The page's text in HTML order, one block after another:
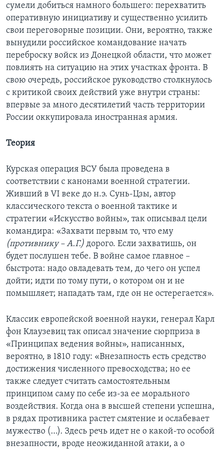
сумели добиться намного большего: перехватить
оперативную инициативу и существенно усилить
свои переговорные позиции. Они, вероятно, также
вынудили российское командование начать
переброску войск из Донецкой области, что может
повлиять на ситуацию на этих участках фронта. В
свою очередь, российское руководство столкнулось
с критикой своих действий уже внутри страны:
впервые за много десятилетий часть территории
России оккупировала иностранная армия.
Теория
Курская операция ВСУ была проведена в
соответствии с канонами военной стратегии.
Живший в VI веке до н.э. Сунь-Цзы, автор
классического текста о военной тактике и
стратегии «Искусство войны», так описывал цели
командира: «Захвати первым то, что ему
(противнику – А.Г.) дорого. Если захватишь, он
будет послушен тебе. В войне самое главное –
быстрота: надо овладевать тем, до чего он успел
дойти; идти по тому пути, о котором он и не
помышляет; нападать там, где он не остерегается».
Классик европейской военной науки, генерал Карл
фон Клаузевиц так описал значение сюрприза в
«Принципах ведения войны», написанных,
вероятно, в 1810 году: «Внезапность есть средство
достижения численного превосходства; но ее
также следует считать самостоятельным
принципом саму по себе из-за ее морального
воздействия. Когда она в высшей степени успешна,
в рядах противника растет смятение и ослабевает
мужество (…). Здесь речь идет не о какой-то особой
внезапности, вроде неожиданной атаки, а о